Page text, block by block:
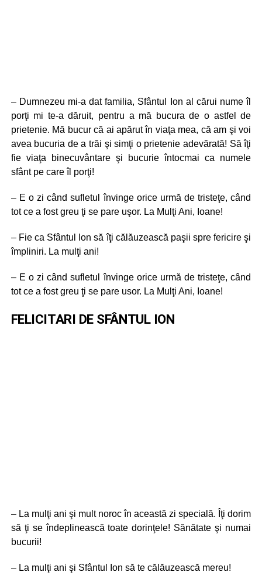
– Dumnezeu mi-a dat familia, Sfântul Ion al cărui nume îl
porţi mi te-a dăruit, pentru a mă bucura de o astfel de
prietenie. Mă bucur că ai apărut în viaţa mea, că am şi voi
avea bucuria de a trăi şi simţi o prietenie adevărată! Să îţi
fie viaţa binecuvântare şi bucurie întocmai ca numele
sfânt pe care îl porţi!
– E o zi când sufletul învinge orice urmă de tristeţe, când
tot ce a fost greu ţi se pare uşor. La Mulţi Ani, Ioane!
– Fie ca Sfântul Ion să îţi călăuzească paşii spre fericire şi
împliniri. La mulţi ani!
– E o zi când sufletul învinge orice urmă de tristeţe, când
tot ce a fost greu ţi se pare usor. La Mulţi Ani, Ioane!
FELICITARI DE SFÂNTUL ION
– La mulţi ani şi mult noroc în această zi specială. Îţi dorim
să ţi se îndeplinească toate dorinţele! Sănătate şi numai
bucurii!
– La mulţi ani şi Sfântul Ion să te călăuzească mereu!